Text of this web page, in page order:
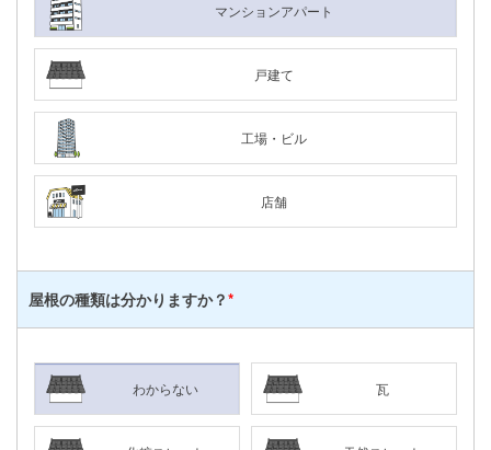
マンションアパート
戸建て
工場・ビル
店舗
屋根の種類は分かりますか？*
わからない 瓦